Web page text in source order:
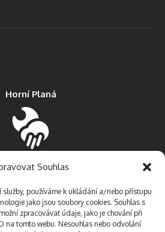
Souhlas
služby, používáme k ukládání a/nebo přístupu
jako jsou soubory cookies. Souhlas s
zpracovávat údaje, jako je chování při
na tomto webu. Nesouhlas nebo odvolání
Horní Planá
100% 8 km/h